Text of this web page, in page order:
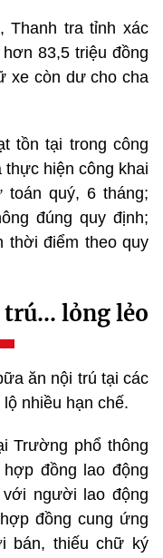
Thanh tra tỉnh xác
83,5 triệu đồng
xe còn dư cho cha
tồn tại trong công
hiện công khai
quý, 6 tháng;
đúng quy định;
thời điểm theo quy
lỏng lẻo
ăn nội trú tại các
nhiều hạn chế.
Trường phổ thông
đồng lao động
người lao động
đồng cung ứng
bán, thiếu chữ ký